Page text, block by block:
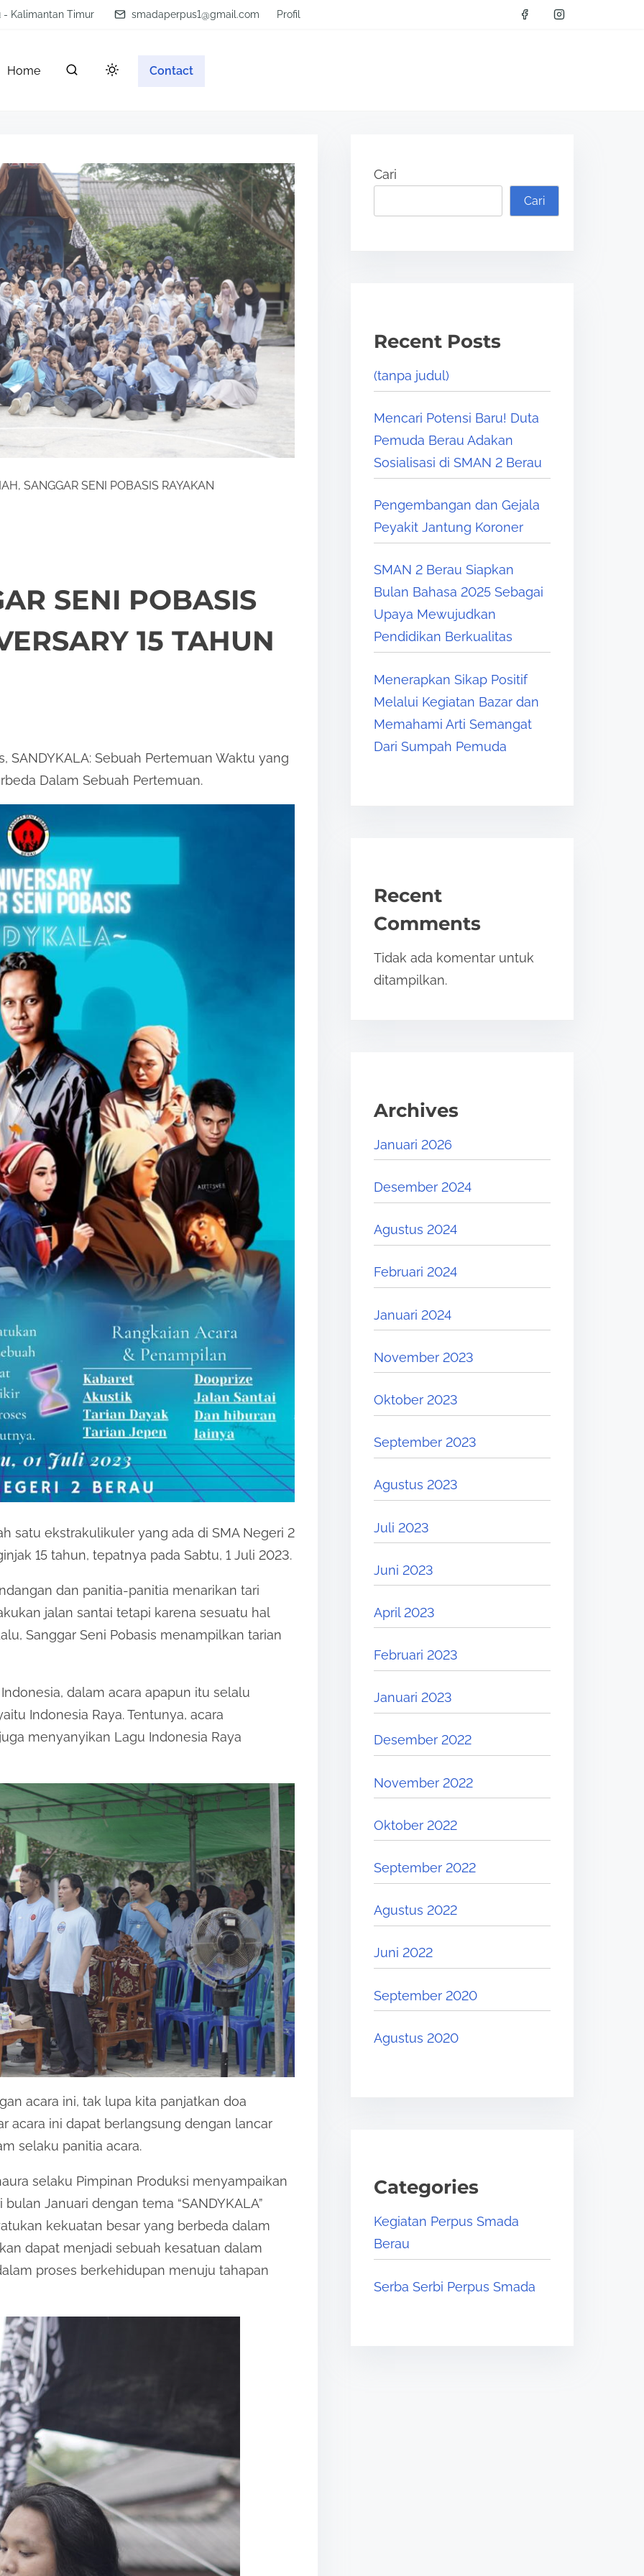
- Kalimantan Timur smadaperpus1@gmail.com Profil
Home Contact
SANGGAR SENI POBASIS RAYAKAN
SENI POBASIS
15 TAHUN
SANDYKALA: Sebuah Pertemuan Waktu yang
Dalam Sebuah Pertemuan.
satu ekstrakulikuler yang ada di SMA Negeri 2
15 tahun, tepatnya pada Sabtu, 1 Juli 2023.
dan panitia-panitia menarikan tari
jalan santai tetapi karena sesuatu hal
Sanggar Seni Pobasis menampilkan tarian
dalam acara apapun itu selalu
Indonesia Raya. Tentunya, acara
menyanyikan Lagu Indonesia Raya
acara ini, tak lupa kita panjatkan doa
acara ini dapat berlangsung dengan lancar
selaku panitia acara.
selaku Pimpinan Produksi menyampaikan
Januari dengan tema “SANDYKALA”
kekuatan besar yang berbeda dalam
dapat menjadi sebuah kesatuan dalam
proses berkehidupan menuju tahapan
Cari
Cari
Recent Posts
(tanpa judul)
Mencari Potensi Baru! Duta
Pemuda Berau Adakan
Sosialisasi di SMAN 2 Berau
Pengembangan dan Gejala
Peyakit Jantung Koroner
SMAN 2 Berau Siapkan
Bulan Bahasa 2025 Sebagai
Upaya Mewujudkan
Pendidikan Berkualitas
Menerapkan Sikap Positif
Melalui Kegiatan Bazar dan
Memahami Arti Semangat
Dari Sumpah Pemuda
Recent
Comments
Tidak ada komentar untuk
ditampilkan.
Archives
Januari 2026
Desember 2024
Agustus 2024
Februari 2024
Januari 2024
November 2023
Oktober 2023
September 2023
Agustus 2023
Juli 2023
Juni 2023
April 2023
Februari 2023
Januari 2023
Desember 2022
November 2022
Oktober 2022
September 2022
Agustus 2022
Juni 2022
September 2020
Agustus 2020
Categories
Kegiatan Perpus Smada
Berau
Serba Serbi Perpus Smada